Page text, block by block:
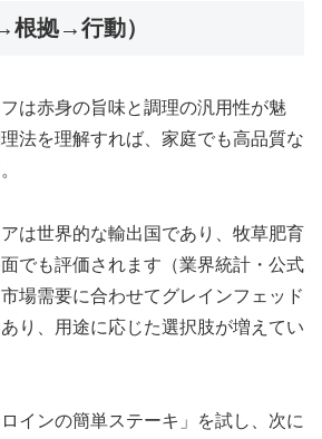
根拠→行動）
は赤身の旨味と調理の汎用性が魅
法を理解すれば、家庭でも高品質な
は世界的な輸出国であり、牧草肥育
でも評価されます（業界統計・公式
場需要に合わせてグレインフェッド
り、用途に応じた選択肢が増えてい
インの簡単ステーキ」を試し、次に